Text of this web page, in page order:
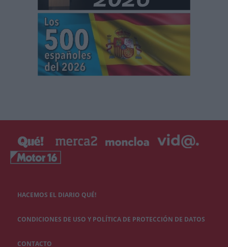
HACEMOS EL DIARIO QUÉ!
CONDICIONES DE USO Y POLÍTICA DE PROTECCIÓN DE DATOS
CONTACTO